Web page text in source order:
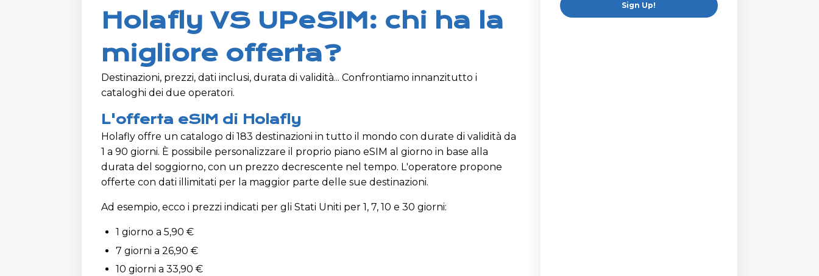
Holafly VS UPeSIM: chi ha la
migliore offerta?
Destinazioni, prezzi, dati inclusi, durata di validità... Confrontiamo innanzitutto i
cataloghi dei due operatori.
L'offerta eSIM di Holafly
Holafly offre un catalogo di 183 destinazioni in tutto il mondo con durate di validità da
1 a 90 giorni. È possibile personalizzare il proprio piano eSIM al giorno in base alla
durata del soggiorno, con un prezzo decrescente nel tempo. L'operatore propone
offerte con dati illimitati per la maggior parte delle sue destinazioni.
Ad esempio, ecco i prezzi indicati per gli Stati Uniti per 1, 7, 10 e 30 giorni:
1 giorno a 5,90 €
7 giorni a 26,90 €
10 giorni a 33,90 €
Sign Up!